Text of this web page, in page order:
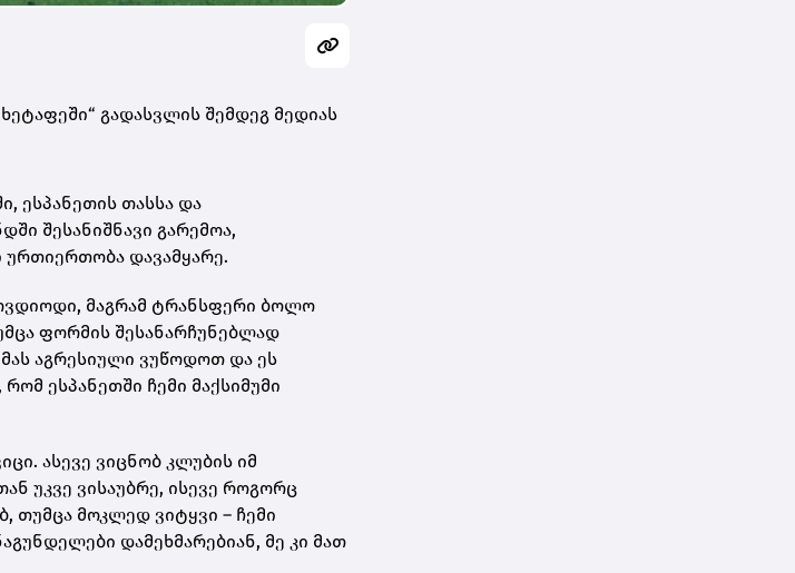
გადასვლის შემდეგ მედიას
ესპანეთის თასსა და
შესანიშნავი გარემოა,
ურთიერთობა დავამყარე.
მაგრამ ტრანსფერი ბოლო
ფორმის შესანარჩუნებლად
მას აგრესიული ვუწოდოთ და ეს
ესპანეთში ჩემი მაქსიმუმი
ასევე ვიცნობ კლუბის იმ
უკვე ვისაუბრე, ისევე როგორც
თუმცა მოკლედ ვიტყვი – ჩემი
დამეხმარებიან, მე კი მათ